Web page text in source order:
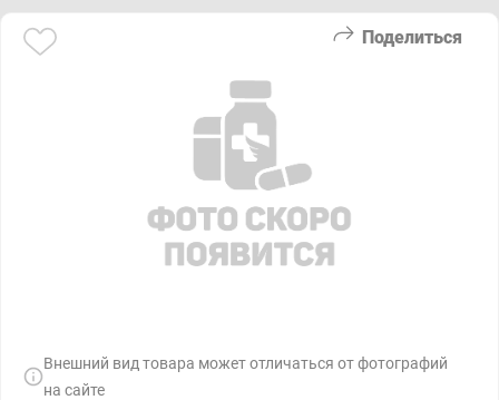
Поделиться
Внешний вид товара может отличаться от фотографий
на сайте